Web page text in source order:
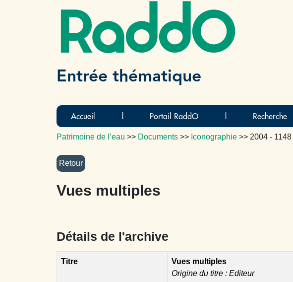
RaddO
Entrée thématique
Accueil Portail RaddO Recherche
Patrimoine de l’eau >> Documents >> Iconographie >> 2004 - 1148
Vues multiples
Détails de l'archive
Titre
Vues multiples
Origine du titre : Editeur